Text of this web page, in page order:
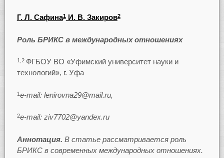
Г. Л. Сафина1И. В. Закиров2
Роль БРИКС в международных отношениях
1,2 ФГБОУ ВО «Уфимский университет науки и
технологий», г. Уфа
1e-mail: lenirovna29@mail.ru,
2e-mail: ziv7702@yandex.ru
Аннотация. В статье рассматривается роль
БРИКС в современных международных отношениях.